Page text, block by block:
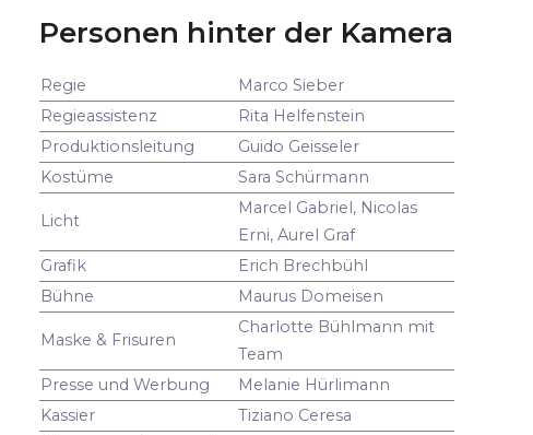
Personen hinter der Kamera
Regie
Marco Sieber
Regieassistenz
Rita Helfenstein
Produktionsleitung
Guido Geisseler
Kostüme
Sara Schürmann
Licht
Marcel Gabriel, Nicolas
Erni, Aurel Graf
Grafik
Erich Brechbühl
Bühne
Maurus Domeisen
Maske & Frisuren
Charlotte Bühlmann mit
Team
Presse und Werbung
Melanie Hürlimann
Kassier
Tiziano Ceresa